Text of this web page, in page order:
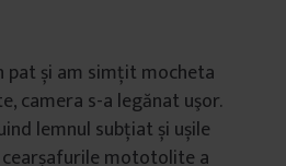
pat și am simțit mocheta
camera s-a legănat uşor.
lemnul subțiat și ușile
mototolite a